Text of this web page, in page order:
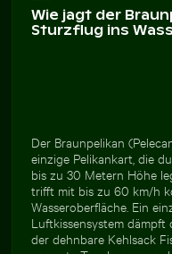
Wie jagt der
Sturzflug ins
Der Braunpelikan
einzige Pelikankart, die
bis zu 30 Metern Höhe
trifft mit bis zu 60 km/h
Wasseroberfläche. Ein
Luftkissensystem dämpft
der dehnbare Kehlsack